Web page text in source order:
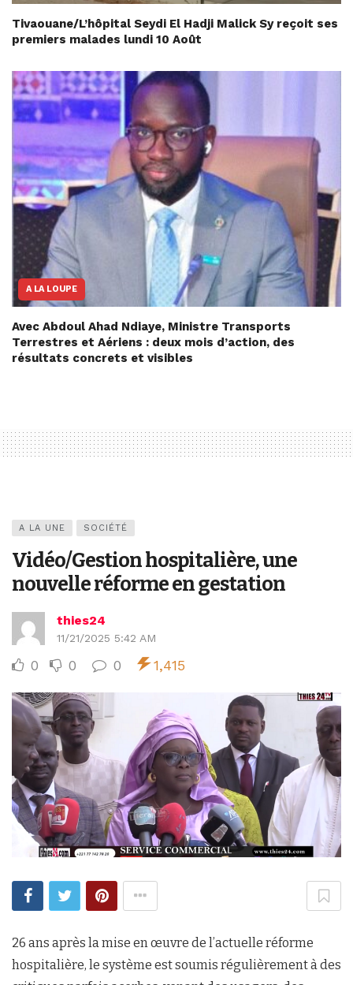
Tivaouane/L’hôpital Seydi El Hadji Malick Sy reçoit ses
premiers malades lundi 10 Août
A LA LOUPE
Avec Abdoul Ahad Ndiaye, Ministre Transports
Terrestres et Aériens : deux mois d’action, des
résultats concrets et visibles
A LA UNE SOCIÉTÉ
Vidéo/Gestion hospitalière, une
nouvelle réforme en gestation
thies24
11/21/2025 5:42 AM
0 0 0 1,415
26 ans après la mise en œuvre de l’actuelle réforme
hospitalière, le système est soumis régulièrement à des